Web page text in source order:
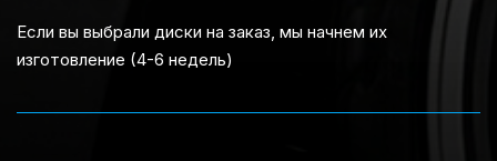
Если вы выбрали диски на заказ, мы начнем их
изготовление (4-6 недель)